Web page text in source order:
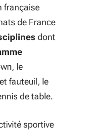
française
de France
dont
le
fauteuil, le
de table.
sportive